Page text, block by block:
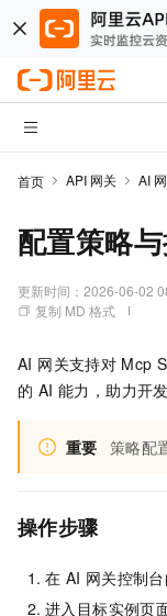
首页 API 网关 AI
配置策略
更新时间： 2026-06-02
复制 MD 格式
AI 网关支持对 Mcp
的 AI 能力，助力开
重要 策略配
操作步骤
在 AI 网关控制
进入目标实例页